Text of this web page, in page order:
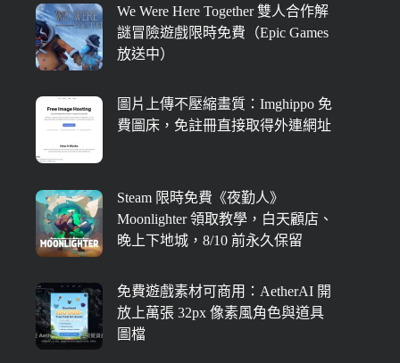
We Were Here Together 雙人合作解
謎冒險遊戲限時免費（Epic Games
放送中）
圖片上傳不壓縮畫質：Imghippo 免
費圖床，免註冊直接取得外連網址
Steam 限時免費《夜勤人》
Moonlighter 領取教學，白天顧店、
晚上下地城，8/10 前永久保留
免費遊戲素材可商用：AetherAI 開
放上萬張 32px 像素風角色與道具
圖檔